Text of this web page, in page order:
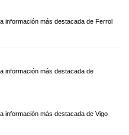
información más destacada de Ferrol
información más destacada de
información más destacada de Vigo